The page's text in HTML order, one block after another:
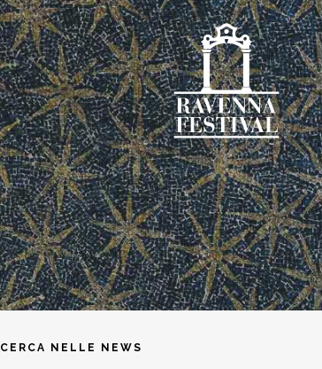
CERCA NELLE NEWS